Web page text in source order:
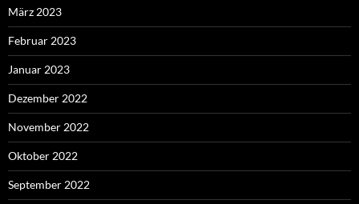
März 2023
Februar 2023
Januar 2023
Dezember 2022
November 2022
Oktober 2022
September 2022